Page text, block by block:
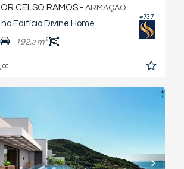
#737
CELSO RAMOS - ARMAÇÃO
Edifício Divine Home
192,3m²
00